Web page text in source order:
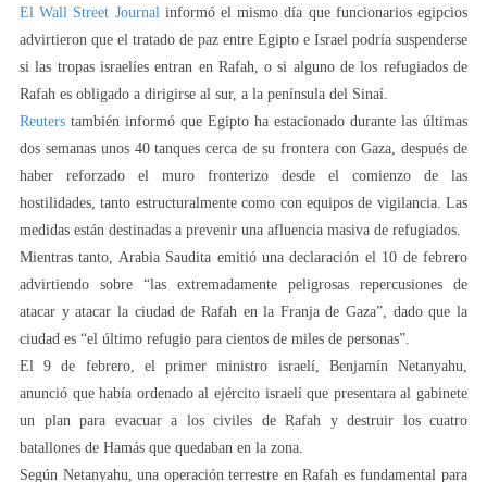
El Wall Street Journal informó el mismo día que funcionarios egipcios
advirtieron que el tratado de paz entre Egipto e Israel podría suspenderse
si las tropas israelíes entran en Rafah, o si alguno de los refugiados de
Rafah es obligado a dirigirse al sur, a la península del Sinaí.
Reuters también informó que Egipto ha estacionado durante las últimas
dos semanas unos 40 tanques cerca de su frontera con Gaza, después de
haber reforzado el muro fronterizo desde el comienzo de las
hostilidades, tanto estructuralmente como con equipos de vigilancia. Las
medidas están destinadas a prevenir una afluencia masiva de refugiados.
Mientras tanto, Arabia Saudita emitió una declaración el 10 de febrero
advirtiendo sobre “las extremadamente peligrosas repercusiones de
atacar y atacar la ciudad de Rafah en la Franja de Gaza”, dado que la
ciudad es “el último refugio para cientos de miles de personas”.
El 9 de febrero, el primer ministro israelí, Benjamín Netanyahu,
anunció que había ordenado al ejército israelí que presentara al gabinete
un plan para evacuar a los civiles de Rafah y destruir los cuatro
batallones de Hamás que quedaban en la zona.
Según Netanyahu, una operación terrestre en Rafah es fundamental para